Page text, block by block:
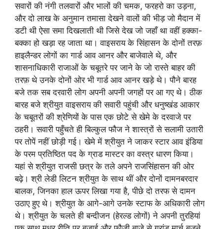
सवारों की नंगी तलवारों और भालों की चमक, फरहरो का उड़ना,
और दो लाख के अनुमान तमासा देखने वालों की भीड़ जो मैदान में
डटी थी ऐसा समा दिखलाती थी जिसे देख जो जहाँ था वहीं हक्‍का-
बक्का हो खड़ा रह जाता था। वाइसराय के सिंहासन के दोनों तरफ़
हाइलैन्डर लोगों का गार्ड आव आनर और बाजेवाले थे, और
शासनाधिकारी राजाओं के चबूतरे पर जाने के जो रास्ते बाहर की
तरफ़ थे उनके दोनों ओर भी गार्ड आव आनर खड़े थे। पौने बारह
बजे तक सब दरवारी लोग अपनी अपनी जगहों पर आ गए थे। ठीक
बारह बजे श्रीयुत वाइसराय की सवारी पहुंची और धनुष्खंड आकार
के चबूतरों की श्रेणियों के पास एक छोटे से खेमे के दरवाजे पर
ठहरी। सवारी पहुँचते ही बिल्कुल फौज ने शास्त्रों से सलामी उतारी
पर तोपें नहीं छोड़ी गई। खेमे में श्रीयुत ने जाकर स्टार आव इंडिया
के परम प्रतिष्ठित पद के ग्राड मास्टर का वस्त्र धारण किया।
यहां से श्रीयुत राजसी छत्र के तले अपने राजसिंहासन की ओर
बढ़े। श्री लेडी लिटन श्रीयुत के साथ थीं और दोनों दामनबरदार
बालक, जिनका हाल ऊपर लिखा गया है, पीछे दो तरफ से दामन
उठाए हुए थे। श्रीयुत के आगे-आगे उनके स्टाफ के अधिकारी लोग
थे। श्रीयुत के चलते ही बन्दीजन (हेरल्ड लोगों) ने अपनी तुरहियां